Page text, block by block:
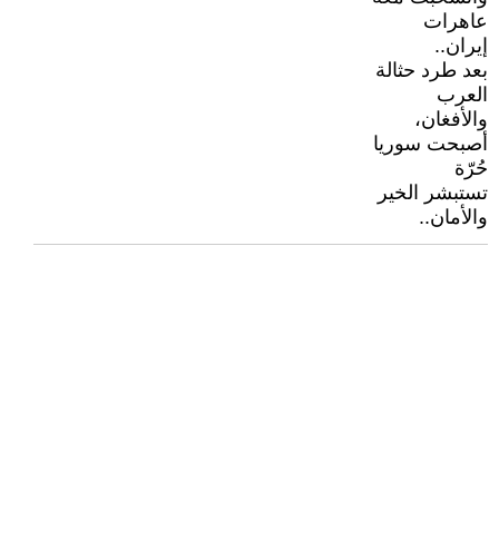
عاهرات
إيران..
بعد طرد حثالة
العرب
والأفغان،
أصبحت سوريا
حُرّة
تستبشر الخير
والأمان..